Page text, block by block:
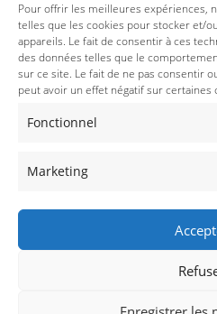
Pour offrir les meilleures expériences,
telles que les cookies pour stocker et/
appareils. Le fait de consentir à ces
des données telles que le
sur ce site. Le fait de ne pas consentir
peut avoir un effet négatif sur
Fonctionnel
Marketing
Politique de
Nos réseaux sociaux :